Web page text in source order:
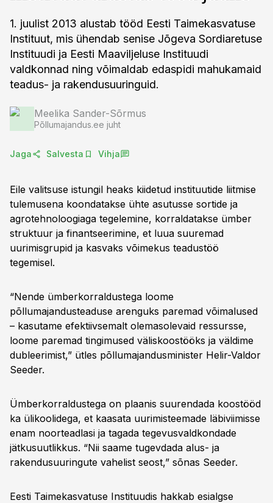
1. juulist 2013 alustab tööd Eesti Taimekasvatuse
Instituut, mis ühendab senise Jõgeva Sordiaretuse
Instituudi ja Eesti Maaviljeluse Instituudi
valdkonnad ning võimaldab edaspidi mahukamaid
teadus- ja rakendusuuringuid.
Meelika Sander-Sõrmus
Põllumajandus.ee juht
Jaga Salvesta Vihja
Eile valitsuse istungil heaks kiidetud instituutide liitmise
tulemusena koondatakse ühte asutusse sortide ja
agrotehnoloogiaga tegelemine, korraldatakse ümber
struktuur ja finantseerimine, et luua suuremad
uurimisgrupid ja kasvaks võimekus teadustöö
tegemisel.
“Nende ümberkorraldustega loome
põllumajandusteaduse arenguks paremad võimalused
– kasutame efektiivsemalt olemasolevaid ressursse,
loome paremad tingimused väliskoostööks ja väldime
dubleerimist,” ütles põllumajandusminister Helir-Valdor
Seeder.
Ümberkorraldustega on plaanis suurendada koostööd
ka ülikoolidega, et kaasata uurimisteemade läbiviimisse
enam noorteadlasi ja tagada tegevusvaldkondade
jätkusuutlikkus. “Nii saame tugevdada alus- ja
rakendusuuringute vahelist seost,” sõnas Seeder.
Eesti Taimekasvatuse Instituudis hakkab esialgse